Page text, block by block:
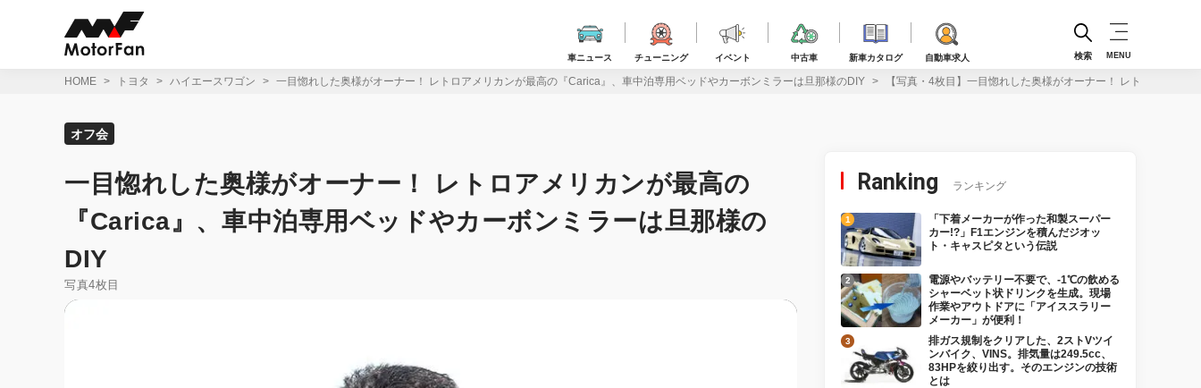
車ニュース チューニング イベント 中古車 新車カタログ 自動車求人 検索 MENU
HOME トヨタ ハイエースワゴン 一目惚れした奥様がオーナー！ レトロアメリカンが最高の『Carica』、車中泊専用ベッドやカーボンミラーは旦那様のDIY 【写真・4枚目】一目惚れした奥様がオーナー！ レトロアメリ
オフ会
一目惚れした奥様がオーナー！ レトロアメリカンが最高の
『Carica』、車中泊専用ベッドやカーボンミラーは旦那様の
DIY
写真4枚目
Ranking ランキング
「下着メーカーが作った和製スーパー
カー!?」F1エンジンを積んだジオッ
ト・キャスピタという伝説
電源やバッテリー不要で、-1℃の飲める
シャーベット状ドリンクを生成。現場
作業やアウトドアに「アイススラリー
メーカー」が便利！
排ガス規制をクリアした、2ストVツイ
ンバイク、VINS。排気量は249.5cc、
83HPを絞り出す。そのエンジンの技術
とは